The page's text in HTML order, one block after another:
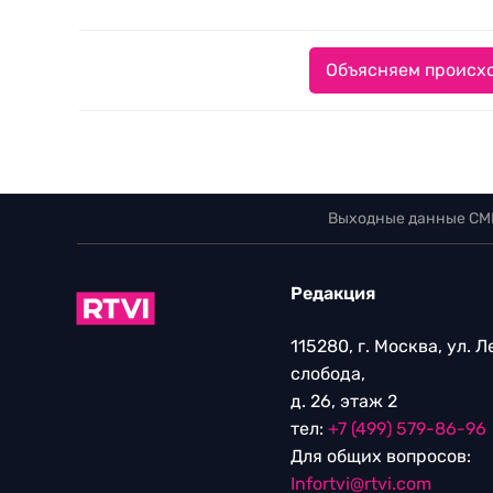
Объясняем
Выходные данные
Редакция
115280, г. Москва, ул.
слобода,
д. 26, этаж 2
тел: +7 (499) 579-86-96
Для общих вопросов:
Infortvi@rtvi.com